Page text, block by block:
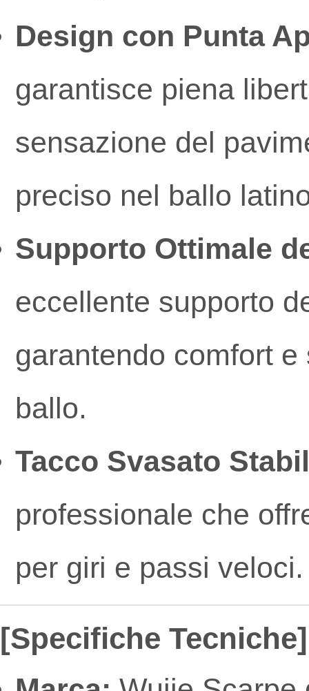
Design con Punta
garantisce piena
sensazione del
preciso nel ballo
Supporto Ottimale
eccellente supporto
garantendo comfort
ballo.
Tacco Svasato
professionale che
per giri e passi veloci.
[Specifiche Tecniche]